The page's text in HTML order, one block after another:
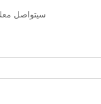
سيتواصل معك